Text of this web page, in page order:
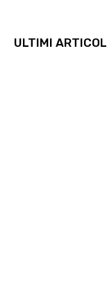
ULTIMI